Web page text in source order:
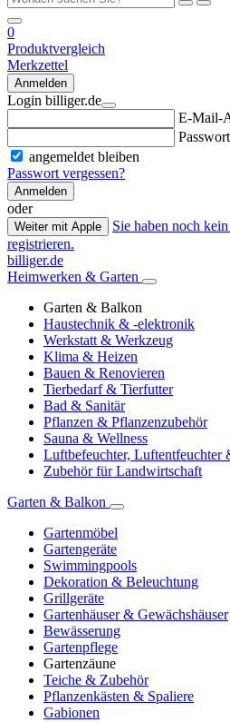
0
Produktvergleich
Merkzettel
Anmelden
Login billiger.de
E-Mail-
Passwort
angemeldet bleiben
Passwort vergessen?
Anmelden
oder
Weiter mit Apple
Sie haben noch
registrieren.
billiger.de
Heimwerken & Garten
Garten & Balkon
Haustechnik & -elektronik
Werkstatt & Werkzeug
Klima & Heizen
Bauen & Renovieren
Tierbedarf & Tierfutter
Bad & Sanitär
Pflanzen & Pflanzenzubehör
Sauna & Wellness
Luftbefeuchter, Luftentfeuchter
Zubehör für Landwirtschaft
Garten & Balkon
Gartenmöbel
Gartengeräte
Swimmingpools
Dekoration & Beleuchtung
Grillgeräte
Gartenhäuser & Gewächshäuser
Bewässerung
Gartenpflege
Gartenzäune
Teiche & Zubehör
Pflanzenkästen & Spaliere
Gabionen